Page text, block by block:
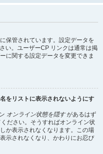
保管されています。設定データを
い。ユーザーCP リンクは通常は掲
に関する設定データを変更できま
をリストに表示されないようにす
オンライン状態を隠すがあるはず
ださい。そうすればオンライン状
か表示されなくなります。この場
示されなくなり、かわりにお忍び